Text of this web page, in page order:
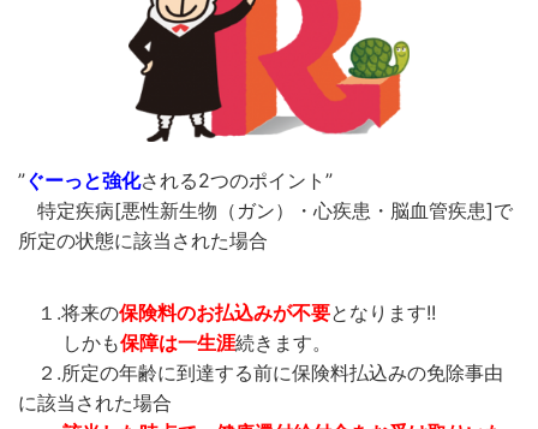
”ぐーっと強化される2つのポイント”
特定疾病[悪性新生物（ガン）・心疾患・脳血管疾患]で
所定の状態に該当された場合
１.将来の保険料のお払込みが不要となります!!
しかも保障は一生涯続きます。
２.所定の年齢に到達する前に保険料払込みの免除事由
に該当された場合